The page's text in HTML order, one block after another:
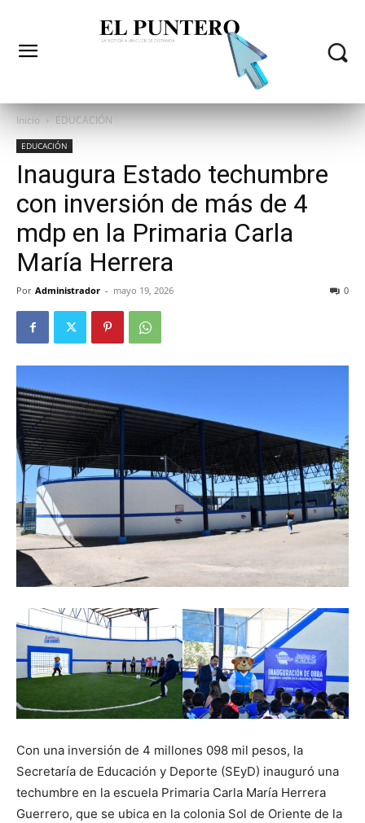
Inicio EDUCACIÓN
EDUCACIÓN
Inaugura Estado techumbre
con inversión de más de 4
mdp en la Primaria Carla
María Herrera
Por Administrador - mayo 19, 2026 0
Con una inversión de 4 millones 098 mil pesos, la
Secretaría de Educación y Deporte (SEyD) inauguró una
techumbre en la escuela Primaria Carla María Herrera
Guerrero, que se ubica en la colonia Sol de Oriente de la